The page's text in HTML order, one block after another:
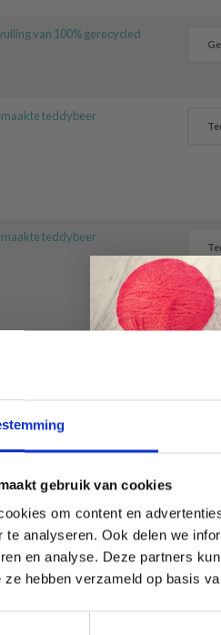
gebruik van cookies
om content en
te analyseren. Ook delen we
en analyse. Deze partners
ze hebben verzameld op basis
van 100% gerecycled
teddybeer
teddybeer
Vintage
offres